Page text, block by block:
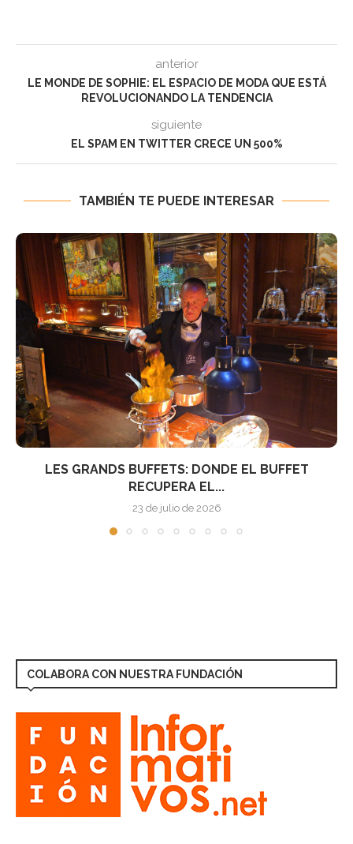
anterior
LE MONDE DE SOPHIE: EL ESPACIO DE MODA QUE ESTÁ
REVOLUCIONANDO LA TENDENCIA
siguiente
EL SPAM EN TWITTER CRECE UN 500%
TAMBIÉN TE PUEDE INTERESAR
EL RESTAURANTE ALLÉGORIE ELEVA LA
GASTRONOMÍA FRANCESA EN...
3 de septiembre de 2025
COLABORA CON NUESTRA FUNDACIÓN